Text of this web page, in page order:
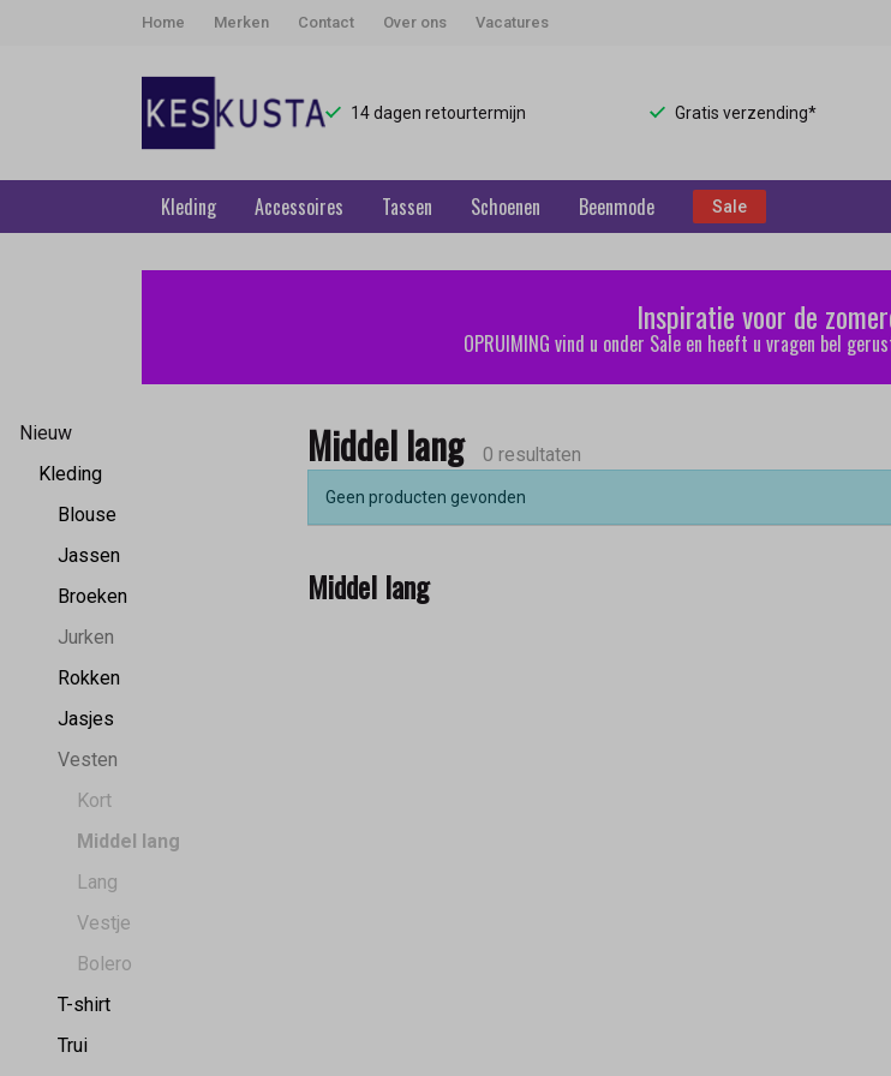
Home Merken Contact Over ons Vacatures
14 dagen retourtermijn Gratis verzending*
Kleding Accessoires Tassen Schoenen Beenmode Sale
Middel
Keskusta
Inspiratie voor de
OPRUIMING vind u onder Sale en heeft u vragen bel
Nieuw
Kleding
Blouse
Jassen
Broeken
Jurken
Rokken
Jasjes
Vesten
Kort
Middel lang
Lang
Vestje
Bolero
T-shirt
Trui
Middel lang 0 resultaten
Geen producten gevonden
Middel lang